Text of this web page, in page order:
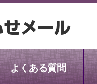
よくある質問